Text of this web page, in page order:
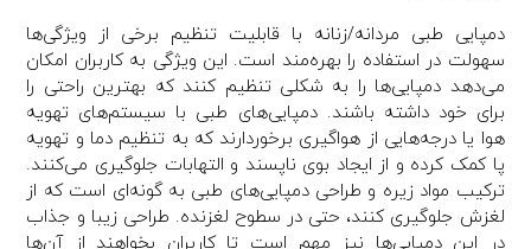
دمپایی طبی مردانه/زنانه با قابلیت تنظیم برخی از ویژگی‌ها
سهولت در استفاده را بهره‌مند است. این ویژگی به کاربران امکان
می‌دهد دمپایی‌ها را به شکلی تنظیم کنند که بهترین راحتی را
برای خود داشته باشند. دمپایی‌های طبی با سیستم‌های تهویه
هوا یا درجه‌هایی از هواگیری برخوردارند که به تنظیم دما و تهویه
پا کمک کرده و از ایجاد بوی ناپسند و التهابات جلوگیری می‌کنند.
ترکیب مواد زیره و طراحی دمپایی‌های طبی به گونه‌ای است که از
لغزش جلوگیری کنند، حتی در سطوح لغزنده. طراحی زیبا و جذاب
در این دمپایی‌ها نیز مهم است تا کاربران بخواهند از آن‌ها